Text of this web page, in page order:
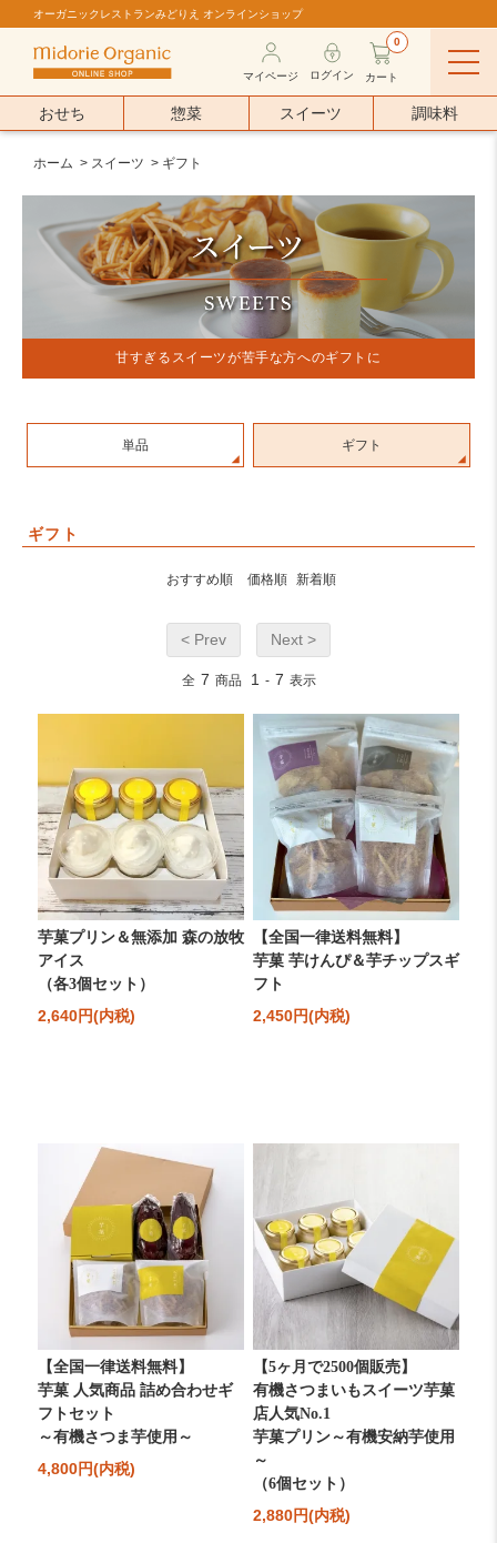
オーガニックレストランみどりえ オンラインショップ
マイページ ログイン
0
カート
おせち 惣菜 スイーツ 調味料
ホーム > スイーツ > ギフト
甘すぎるスイーツが苦手な方へのギフトに
単品 ギフト
ギフト
おすすめ順 価格順 新着順
< Prev Next >
全 7 商品 1 - 7 表示
芋菓プリン＆無添加 森の放牧
アイス
（各3個セット）
2,640円(内税)
【全国一律送料無料】
芋菓 芋けんぴ＆芋チップスギ
フト
2,450円(内税)
【全国一律送料無料】
芋菓 人気商品 詰め合わせギ
フトセット
～有機さつま芋使用～
4,800円(内税)
【5ヶ月で2500個販売】
有機さつまいもスイーツ芋菓
店人気No.1
芋菓プリン～有機安納芋使用
～
（6個セット）
2,880円(内税)